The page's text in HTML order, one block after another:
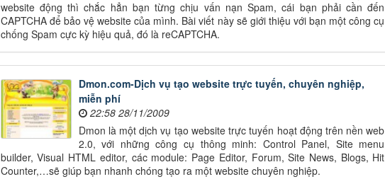
website động thì chắc hẳn bạn từng chịu vấn nạn Spam, cái bạn phải cần đến
CAPTCHA để bảo vệ website của mình. Bài viết này sẽ giới thiệu với bạn một công cụ
chống Spam cực kỳ hiệu quả, đó là reCAPTCHA.
Dmon.com-Dịch vụ tạo website trực tuyến, chuyên nghiệp,
miễn phí
22:58 28/11/2009
Dmon là một dịch vụ tạo website trực tuyến hoạt động trên nền web
2.0, với những công cụ thông minh: Control Panel, Site menu
builder, Visual HTML editor, các module: Page Editor, Forum, Site News, Blogs, Hit
Counter,…sẽ giúp bạn nhanh chóng tạo ra một website chuyên nghiệp.